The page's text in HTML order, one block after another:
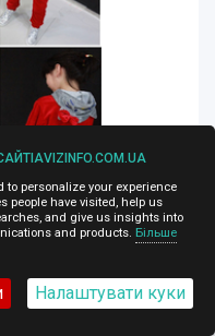
Hello Kitty
20.08.2014, 10:34
to personalize your experience
people have visited, help us
and give us insights into
and products. Більше
Налаштувати куки